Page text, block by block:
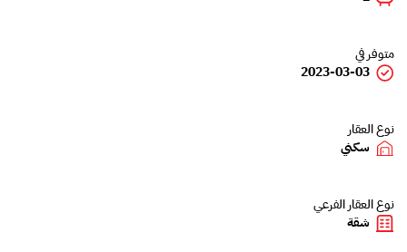
متوفر في
2023-03-03
نوع العقار
سكني
نوع العقار الفرعي
شقة